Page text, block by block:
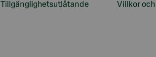
Tillgänglighetsutlåtande Villkor